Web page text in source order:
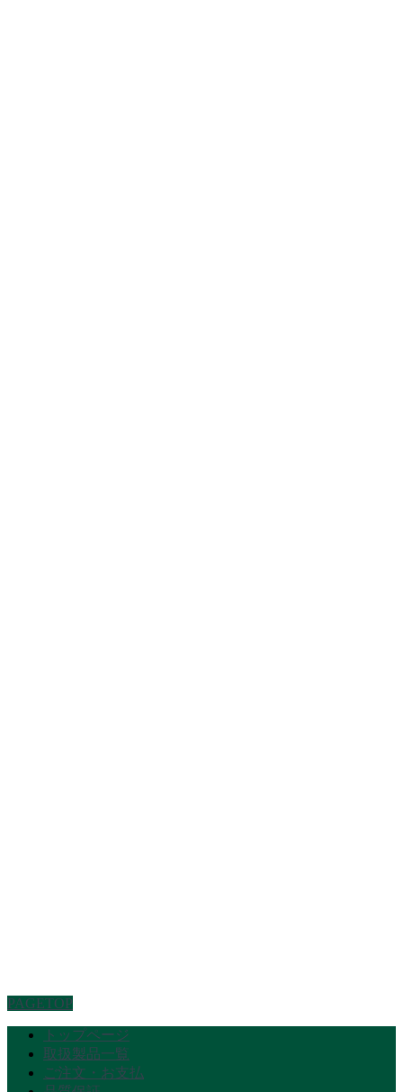
PAGETOP
トップページ
取扱製品一覧
ご注文・お支払